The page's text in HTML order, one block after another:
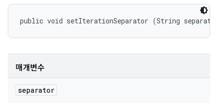
public void setIterationSeparator (String
매개변수
separator